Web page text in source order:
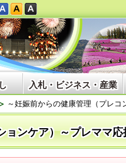
入札・ビジネス・産業
～妊娠前からの健康管理（プレ
ョンケア）～プレママ応